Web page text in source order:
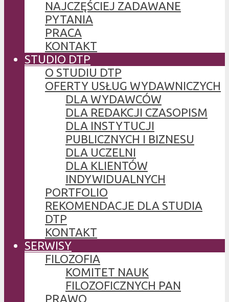
NAJCZĘŚCIEJ ZADAWANE
PYTANIA
PRACA
KONTAKT
STUDIO DTP
O STUDIU DTP
OFERTY USŁUG WYDAWNICZYCH
DLA WYDAWCÓW
DLA REDAKCJI CZASOPISM
DLA INSTYTUCJI
PUBLICZNYCH I BIZNESU
DLA UCZELNI
DLA KLIENTÓW
INDYWIDUALNYCH
PORTFOLIO
REKOMENDACJE DLA STUDIA
DTP
KONTAKT
SERWISY
FILOZOFIA
KOMITET NAUK
FILOZOFICZNYCH PAN
PRAWO